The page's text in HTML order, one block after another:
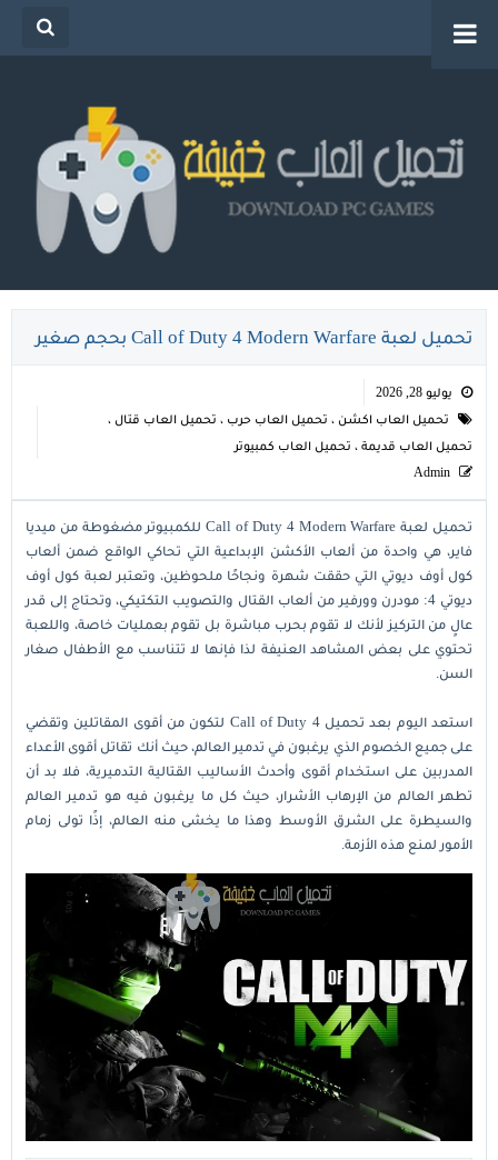
تحميل العاب خفيفة للكمبيوتر من ميديا فاير للاجهزة
الضعيفة
تحميل لعبة Call of Duty 4 Modern Warfare بحجم صغير
يوليو 28, 2026
تحميل العاب اكشن ، تحميل العاب حرب ، تحميل العاب قتال ،
تحميل العاب قديمة ، تحميل العاب كمبيوتر
Admin
تحميل لعبة Call of Duty 4 Modern Warfare للكمبيوتر مضغوطة من ميديا
فاير، هي واحدة من ألعاب الأكشن الإبداعية التي تحاكي الواقع ضمن ألعاب
كول أوف ديوتي التي حققت شهرة ونجاحًا ملحوظين، وتعتبر لعبة كول أوف
ديوتي 4: مودرن وورفير من ألعاب القتال والتصويب التكتيكي، وتحتاج إلى قدر
عالٍ من التركيز لأنك لا تقوم بحرب مباشرة بل تقوم بعمليات خاصة، واللعبة
تحتوي على بعض المشاهد العنيفة لذا فإنها لا تتناسب مع الأطفال صغار
السن.
استعد اليوم بعد تحميل Call of Duty 4 لتكون من أقوى المقاتلين وتقضي
على جميع الخصوم الذي يرغبون في تدمير العالم، حيث أنك تقاتل أقوى الأعداء
المدربين على استخدام أقوى وأحدث الأساليب القتالية التدميرية، فلا بد أن
تطهر العالم من الإرهاب الأشرار، حيث كل ما يرغبون فيه هو تدمير العالم
والسيطرة على الشرق الأوسط وهذا ما يخشى منه العالم، إذًا تولى زمام
الأمور لمنع هذه الأزمة.